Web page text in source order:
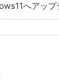
へアッ